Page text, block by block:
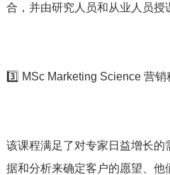
合，并由研究人员和从业人员授
3️⃣ MSc Marketing Science 营销
该课程满足了对专家日益增长的
据和分析来确定客户的愿望、